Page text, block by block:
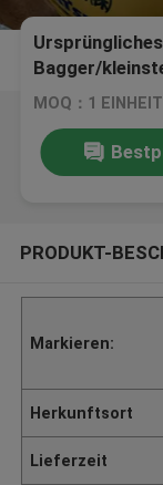
Bagger/
3.5HP
MOQ：1 EINHEIT
PRODUKT-
Markieren:
Herkunftsort
Lieferzeit